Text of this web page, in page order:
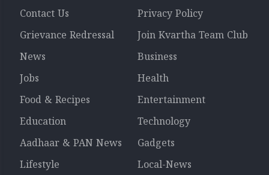
Contact Us
Privacy Policy
Grievance Redressal
Join Kvartha Team Club
News
Business
Jobs
Health
Food & Recipes
Entertainment
Education
Technology
Aadhaar & PAN News
Gadgets
Lifestyle
Local-News